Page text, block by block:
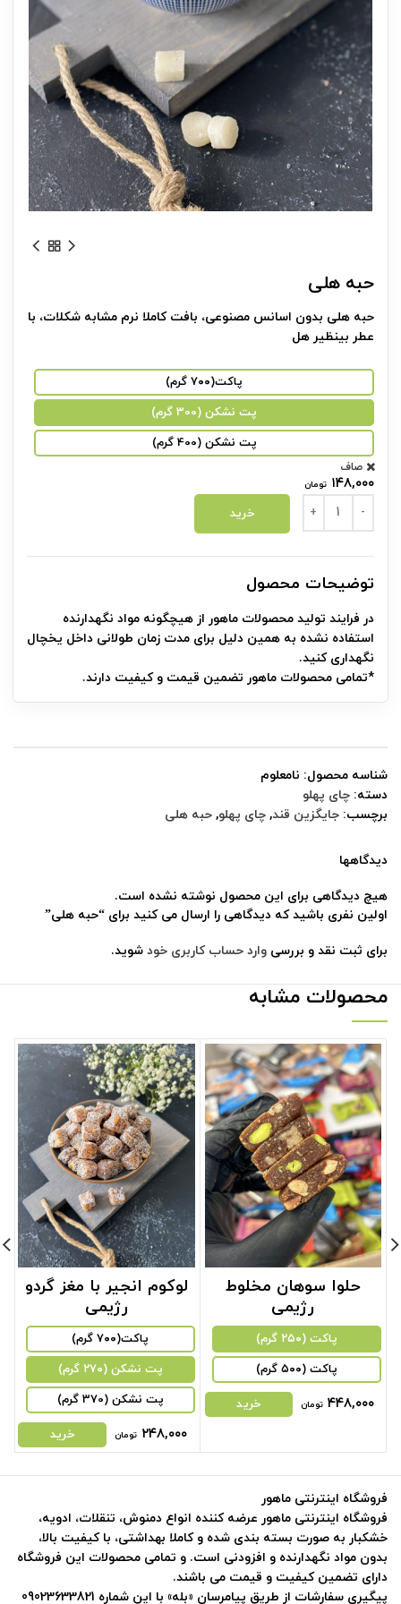
حبه هلی
حبه هلی بدون اسانس مصنوعی، بافت کاملا نرم مشابه شکلات، با
عطر بینظیر هل
پاکت(۷۰۰ گرم)
پت نشکن (300 گرم)
پت نشکن (400 گرم)
صاف
۱۴۸,۰۰۰ تومان
حبه هلی عدد
خرید
توضیحات محصول
در فرایند تولید محصولات ماهور از هیچگونه مواد نگهدارنده
استفاده نشده به همین دلیل برای مدت زمان طولانی داخل یخچال
نگهداری کنید.
*تمامی محصولات ماهور تضمین قیمت و کیفیت دارند.
شناسه محصول: نامعلوم
دسته: چای پهلو
برچسب: جایگزین قند, چای پهلو, حبه هلی
دیدگاهها
هیچ دیدگاهی برای این محصول نوشته نشده است.
اولین نفری باشید که دیدگاهی را ارسال می کنید برای “حبه هلی”
برای ثبت نقد و بررسی وارد حساب کاربری خود شوید.
محصولات مشابه
حلوا سوهان مخلوط
رژیمی
پاکت (۲۵۰ گرم)
پاکت (۵۰۰ گرم)
۴۴۸,۰۰۰ تومان خرید
لوکوم انجیر با مغز گردو
رژیمی
پاکت(۷۰۰ گرم)
‌پت نشکن (۲۷۰ گرم)
پت نشکن (370 گرم)
۲۴۸,۰۰۰ تومان خرید
فروشگاه اینترنتی ماهور
فروشگاه اینترنتی ماهور عرضه کننده انواع دمنوش، تنقلات، ادویه،
خشکبار به صورت بسته بندی شده و کاملا بهداشتی، با کیفیت بالا،
بدون مواد نگهدارنده و افزودنی است. و تمامی محصولات این فروشگاه
دارای تضمین کیفیت و قیمت می باشند.
پیگیری سفارشات از طریق پیامرسان «بله» با این شماره 09023633821